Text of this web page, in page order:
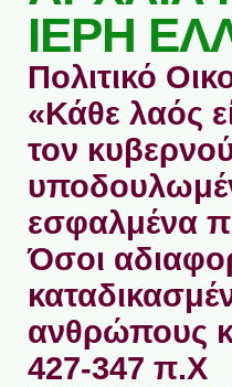
ΙΕΡΗ
Πολιτικό
«Κάθε λαός
τον
εσφαλμένα
Όσοι
ανθρώπους
427-347 π.Χ